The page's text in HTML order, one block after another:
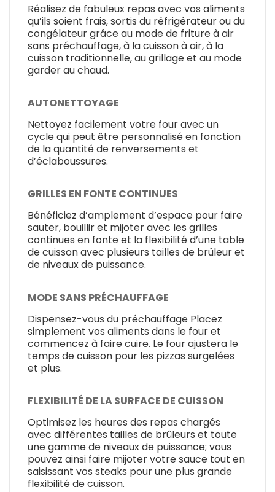
Réalisez de fabuleux repas avec vos aliments
qu’ils soient frais, sortis du réfrigérateur ou du
congélateur grâce au mode de friture à air
sans préchauffage, à la cuisson à air, à la
cuisson traditionnelle, au grillage et au mode
garder au chaud.
AUTONETTOYAGE
Nettoyez facilement votre four avec un
cycle qui peut être personnalisé en fonction
de la quantité de renversements et
d’éclaboussures.
GRILLES EN FONTE CONTINUES
Bénéficiez d’amplement d’espace pour faire
sauter, bouillir et mijoter avec les grilles
continues en fonte et la flexibilité d’une table
de cuisson avec plusieurs tailles de brûleur et
de niveaux de puissance.
MODE SANS PRÉCHAUFFAGE
Dispensez-vous du préchauffage Placez
simplement vos aliments dans le four et
commencez à faire cuire. Le four ajustera le
temps de cuisson pour les pizzas surgelées
et plus.
FLEXIBILITÉ DE LA SURFACE DE CUISSON
Optimisez les heures des repas chargés
avec différentes tailles de brûleurs et toute
une gamme de niveaux de puissance; vous
pouvez ainsi faire mijoter votre sauce tout en
saisissant vos steaks pour une plus grande
flexibilité de cuisson.